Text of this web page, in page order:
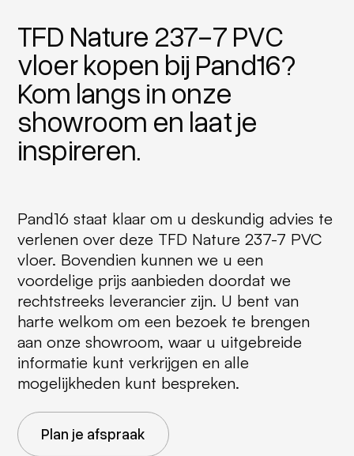
TFD Nature 237-7 PVC
vloer kopen bij Pand16?
Kom langs in onze
showroom en laat je
inspireren.
Pand16 staat klaar om u deskundig advies te
verlenen over deze TFD Nature 237-7 PVC
vloer. Bovendien kunnen we u een
voordelige prijs aanbieden doordat we
rechtstreeks leverancier zijn. U bent van
harte welkom om een bezoek te brengen
aan onze showroom, waar u uitgebreide
informatie kunt verkrijgen en alle
mogelijkheden kunt bespreken.
Plan je afspraak